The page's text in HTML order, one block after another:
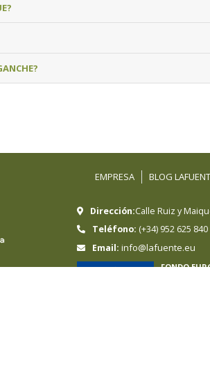
EMPRESA BLOG
Dirección:Calle Ruiz y
Teléfono: (+34) 952 625 840
Email: info@lafuente.eu
FONDO